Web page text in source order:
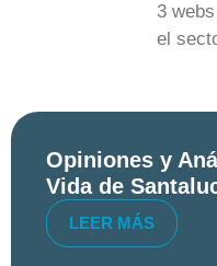
3
el
Opiniones y
Vida de
LEER MÁS